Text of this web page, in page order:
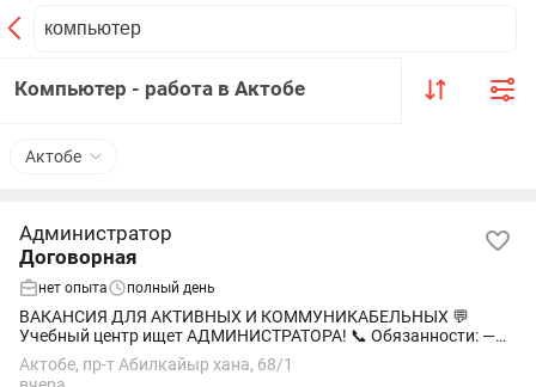
Компьютер - работа в Актобе
Актобе
Администратор
Договорная
нет опыта полный день
ВАКАНСИЯ ДЛЯ АКТИВНЫХ И КОММУНИКАБЕЛЬНЫХ 💬
Учебный центр ищет АДМИНИСТРАТОРА! 📞 Обязанности: —
встреча клиентов, — ведение записей и графиков, — работа с
документацией, — координация работы...
Актобе, пр-т Абилкайыр хана, 68/1